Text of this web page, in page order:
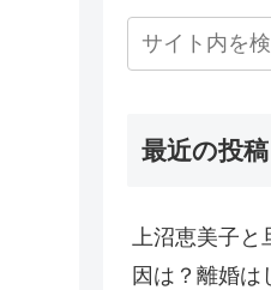
最近の投稿
上沼恵美子と
因は？離婚は